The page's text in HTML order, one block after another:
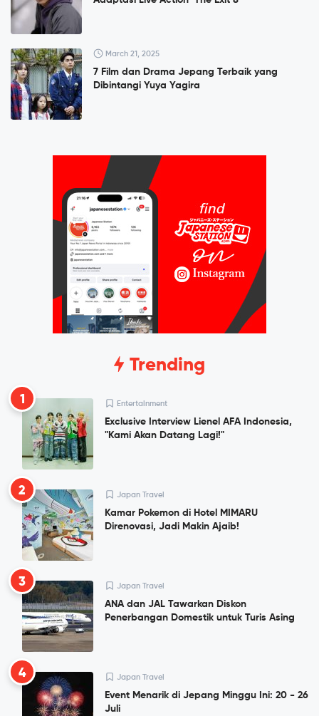
March 21, 2025
7 Film dan Drama Jepang Terbaik yang
Dibintangi Yuya Yagira
Trending
1 Entertainment
Exclusive Interview Lienel AFA Indonesia,
"Kami Akan Datang Lagi!"
2 Japan Travel
Kamar Pokemon di Hotel MIMARU
Direnovasi, Jadi Makin Ajaib!
3 Japan Travel
ANA dan JAL Tawarkan Diskon
Penerbangan Domestik untuk Turis Asing
4 Japan Travel
Event Menarik di Jepang Minggu Ini: 20 - 26
Juli